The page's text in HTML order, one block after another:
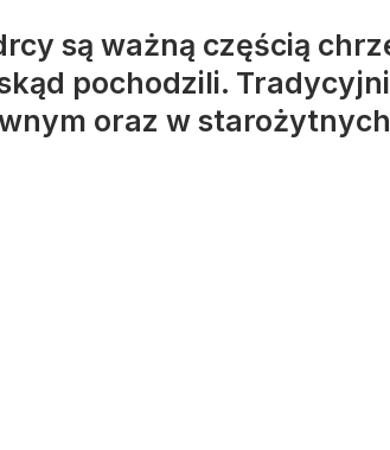
są ważną częścią
pochodzili.
oraz w